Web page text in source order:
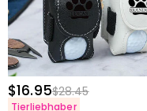
$16.95$28.45
Tierliebhaber